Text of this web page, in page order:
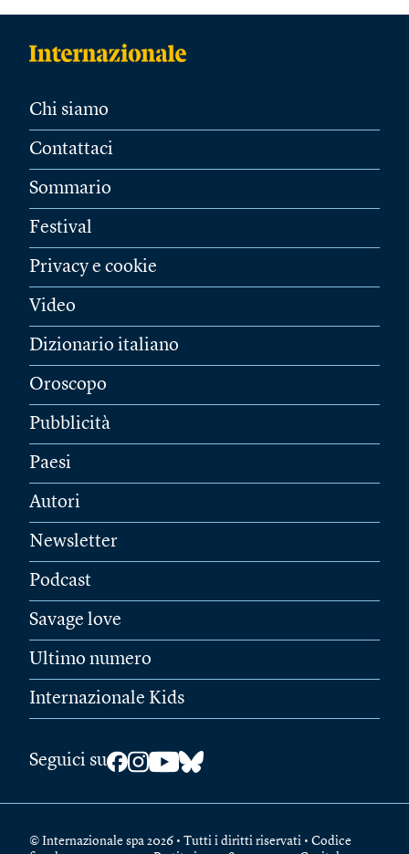
Chi siamo
Contattaci
Sommario
Festival
Privacy e cookie
Video
Dizionario italiano
Oroscopo
Pubblicità
Paesi
Autori
Newsletter
Podcast
Savage love
Ultimo numero
Internazionale Kids
Seguici su
© Internazionale spa 2026 • Tutti i diritti riservati • Codice